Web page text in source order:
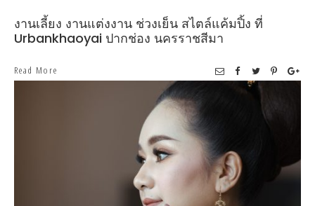
งานเลี้ยง งานแต่งงาน ช่วงเย็น สไตล์แค้มปิ้ง ที่
Urbankhaoyai ปากช่อง นครราชสีมา
Read More